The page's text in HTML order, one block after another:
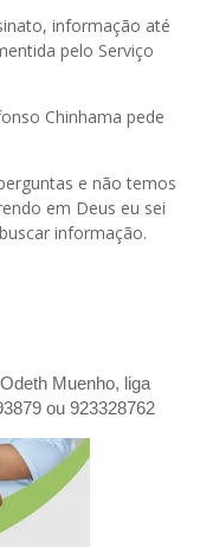
informação até
pelo Serviço
Chinhama pede
e não temos
em Deus eu sei
informação.
Muenho, liga
ou 923328762